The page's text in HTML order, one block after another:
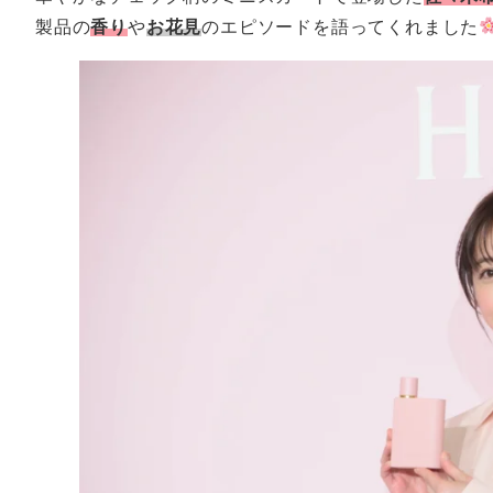
製品の香りやお花見のエピソードを語ってくれました